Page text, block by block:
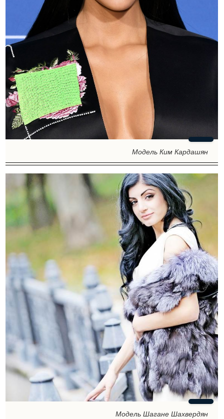
Модель Ким Кардашян
Модель Шагане Шахвердян